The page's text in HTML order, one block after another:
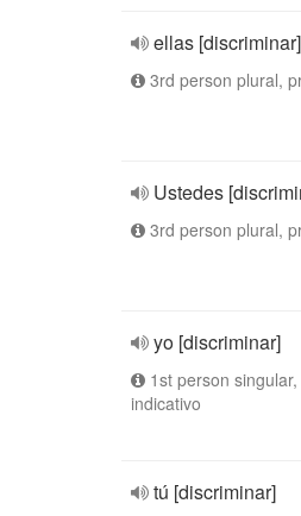
ellas [discriminar]
3rd person plural,
Ustedes
3rd person plural,
yo [discriminar]
1st person
indicativo
tú [discriminar]